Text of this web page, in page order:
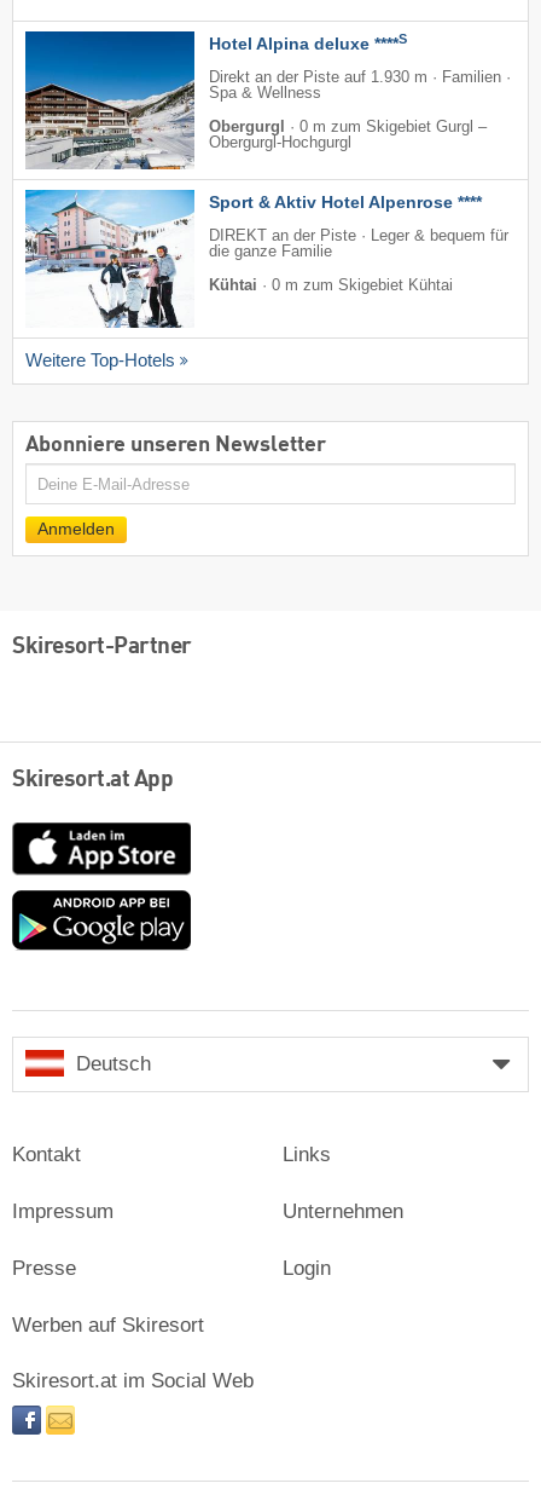
Hotel Alpina deluxe ****S
Direkt an der Piste auf 1.930 m · Familien ·
Spa & Wellness
Obergurgl
· 0 m zum Skigebiet Gurgl –
Obergurgl-Hochgurgl
Sport & Aktiv Hotel Alpenrose ****
DIREKT an der Piste · Leger & bequem für
die ganze Familie
Kühtai · 0 m zum Skigebiet Kühtai
Weitere Top-Hotels
Abonniere unseren Newsletter
E-
Anmelden
Skiresort-Partner
Skiresort.at App
App
Store
Google
Deutsch
Kontakt
Impressum
Presse
Links
Unternehmen
Login
Werben auf Skiresort
Skiresort.at im Social Web
facebooknewsletter